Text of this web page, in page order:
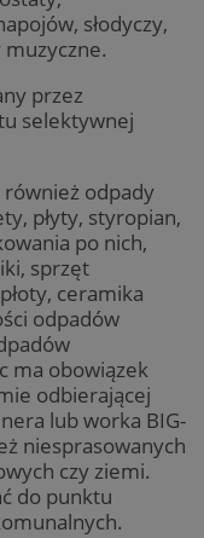
słodyczy,
przez
selektywnej
odpady
płyty, styropian,
po nich,
sprzęt
ceramika
odpadów
ma obowiązek
odbierającej
lub worka BIG-
niesprasowanych
czy ziemi.
do punktu